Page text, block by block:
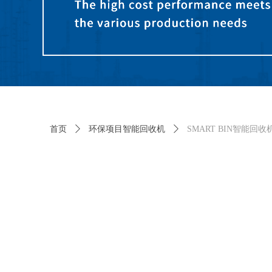
首页 ꄲ 环保项目智能回收机 ꄲ SMART BIN智能回收